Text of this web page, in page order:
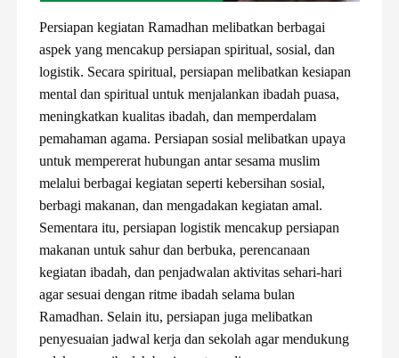
Persiapan kegiatan Ramadhan melibatkan berbagai
aspek yang mencakup persiapan spiritual, sosial, dan
logistik. Secara spiritual, persiapan melibatkan kesiapan
mental dan spiritual untuk menjalankan ibadah puasa,
meningkatkan kualitas ibadah, dan memperdalam
pemahaman agama. Persiapan sosial melibatkan upaya
untuk mempererat hubungan antar sesama muslim
melalui berbagai kegiatan seperti kebersihan sosial,
berbagi makanan, dan mengadakan kegiatan amal.
Sementara itu, persiapan logistik mencakup persiapan
makanan untuk sahur dan berbuka, perencanaan
kegiatan ibadah, dan penjadwalan aktivitas sehari-hari
agar sesuai dengan ritme ibadah selama bulan
Ramadhan. Selain itu, persiapan juga melibatkan
penyesuaian jadwal kerja dan sekolah agar mendukung